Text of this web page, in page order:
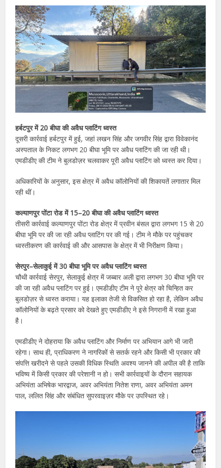
हर्बटपुर में 20 बीघा की अवैध प्लाटिंग ध्वस्त
दूसरी कार्रवाई हर्बटपुर में हुई, जहां लखन सिंह और जगवीर सिंह द्वारा विवेकानंद
अस्पताल के निकट लगभग 20 बीघा भूमि पर अवैध प्लाटिंग की जा रही थी।
एमडीडीए की टीम ने बुलडोज़र चलवाकर पूरी अवैध प्लाटिंग को ध्वस्त कर दिया।
अधिकारियों के अनुसार, इस क्षेत्र में अवैध कॉलोनियों की शिकायतें लगातार मिल
रही थीं।
कल्याणपुर पोंटा रोड में 15–20 बीघा की अवैध प्लाटिंग ध्वस्त
तीसरी कार्रवाई कल्याणपुर पोंटा रोड क्षेत्र में प्रवीन बंसल द्वारा लगभग 15 से 20
बीघा भूमि पर की जा रही अवैध प्लाटिंग पर की गई। टीम ने मौके पर पहुंचकर
ध्वस्तीकरण की कार्रवाई की और आसपास के क्षेत्र में भी निरीक्षण किया।
सेरपुर–सेलाकुई में 30 बीघा भूमि पर अवैध प्लाटिंग ध्वस्त
चौथी कार्रवाई सेरपुर, सेलाकुई क्षेत्र में जब्बार अली द्वारा लगभग 30 बीघा भूमि पर
की जा रही अवैध प्लाटिंग पर हुई। एमडीडीए टीम ने पूरे क्षेत्र को चिन्हित कर
बुलडोज़र से ध्वस्त कराया। यह इलाका तेजी से विकसित हो रहा है, लेकिन अवैध
कॉलोनियों के बढ़ते प्रसार को देखते हुए एमडीडीए ने इसे निगरानी में रखा हुआ
है।
एमडीडीए ने दोहराया कि अवैध प्लाटिंग और निर्माण पर अभियान आगे भी जारी
रहेगा। साथ ही, प्राधिकरण ने नागरिकों से सतर्क रहने और किसी भी प्रकार की
संपत्ति खरीदने से पहले उसकी विधिक स्थिति अवश्य जानने की अपील की है ताकि
भविष्य में किसी प्रकार की परेशानी न हो। सभी कार्रवाइयों के दौरान सहायक
अभियंता अभिषेक भारद्वाज, अवर अभियंता नितेश राणा, अवर अभियंता अमन
पाल, ललित सिंह और संबंधित सुपरवाइज़र मौके पर उपस्थित रहे।